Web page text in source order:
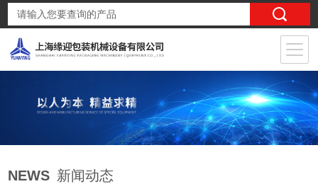
NEWS 新闻动态